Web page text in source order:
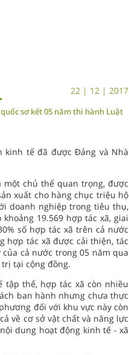
22 | 12 | 2017
sơ kết 05 năm thi hành Luật
tế đã được Đảng và Nhà
một chủ thể quan trọng, được
xuất cho hàng chục triệu hộ
doanh nghiệp trong tiêu thụ,
19.569 hợp tác xã, giai
số hợp tác xã trên cả nước
hợp tác xã được cải thiện, tác
cả nước trong 05 năm qua
tại cộng đồng.
tập thể, hợp tác xã còn nhiều
ban hành nhưng chưa thực
đối với khu vực này còn
về cơ sở vật chất và năng lực
dung hoạt động kinh tế - xã